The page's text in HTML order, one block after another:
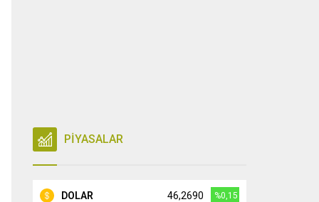
PİYASALAR
DOLAR 46,2690 %0,15